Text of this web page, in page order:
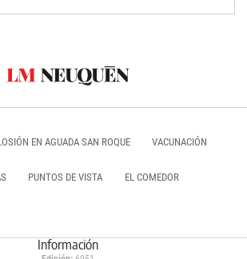
EN AGUADA SAN ROQUE VACUNACIÓN
PUNTOS DE VISTA EL COMEDOR
Información